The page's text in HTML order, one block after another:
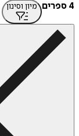
4 ספרים מיון וסינון